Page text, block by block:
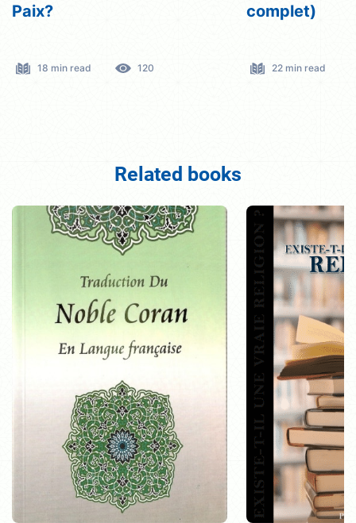
Paix?
18 min read 120
complet)
22 min read
Related books